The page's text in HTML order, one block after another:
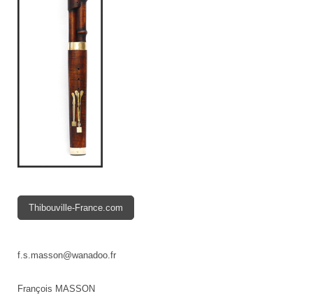
Thibouville-France.com
f.s.masson@wanadoo.fr
François MASSON